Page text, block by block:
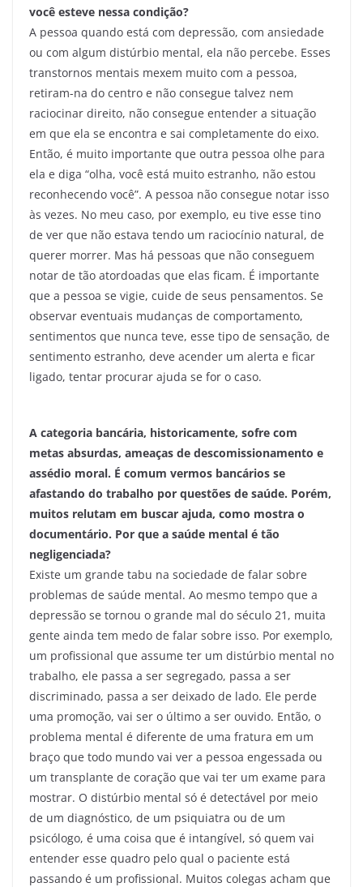
você esteve nessa condição?
A pessoa quando está com depressão, com ansiedade
ou com algum distúrbio mental, ela não percebe. Esses
transtornos mentais mexem muito com a pessoa,
retiram-na do centro e não consegue talvez nem
raciocinar direito, não consegue entender a situação
em que ela se encontra e sai completamente do eixo.
Então, é muito importante que outra pessoa olhe para
ela e diga “olha, você está muito estranho, não estou
reconhecendo você”. A pessoa não consegue notar isso
às vezes. No meu caso, por exemplo, eu tive esse tino
de ver que não estava tendo um raciocínio natural, de
querer morrer. Mas há pessoas que não conseguem
notar de tão atordoadas que elas ficam. É importante
que a pessoa se vigie, cuide de seus pensamentos. Se
observar eventuais mudanças de comportamento,
sentimentos que nunca teve, esse tipo de sensação, de
sentimento estranho, deve acender um alerta e ficar
ligado, tentar procurar ajuda se for o caso.
A categoria bancária, historicamente, sofre com
metas absurdas, ameaças de descomissionamento e
assédio moral. É comum vermos bancários se
afastando do trabalho por questões de saúde. Porém,
muitos relutam em buscar ajuda, como mostra o
documentário. Por que a saúde mental é tão
negligenciada?
Existe um grande tabu na sociedade de falar sobre
problemas de saúde mental. Ao mesmo tempo que a
depressão se tornou o grande mal do século 21, muita
gente ainda tem medo de falar sobre isso. Por exemplo,
um profissional que assume ter um distúrbio mental no
trabalho, ele passa a ser segregado, passa a ser
discriminado, passa a ser deixado de lado. Ele perde
uma promoção, vai ser o último a ser ouvido. Então, o
problema mental é diferente de uma fratura em um
braço que todo mundo vai ver a pessoa engessada ou
um transplante de coração que vai ter um exame para
mostrar. O distúrbio mental só é detectável por meio
de um diagnóstico, de um psiquiatra ou de um
psicólogo, é uma coisa que é intangível, só quem vai
entender esse quadro pelo qual o paciente está
passando é um profissional. Muitos colegas acham que